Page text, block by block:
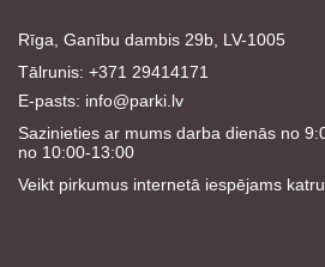
Rīga, Ganību dambis 29b, LV-1005
Tālrunis: +371 29414171
E-pasts: info@parki.lv
Sazinieties ar mums darba dienās no
no 10:00-13:00
Veikt pirkumus internetā iespējams